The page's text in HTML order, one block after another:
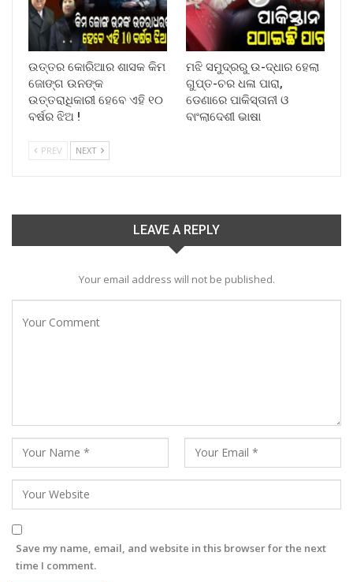
ଉତ୍ତର କୋରିଆର ଶାସକ କିମ
ଜୋଙ୍ଗ ଉନଙ୍କ
ଉତ୍ତରାଧିକାରୀ ହେବେ ଏହି ୧୦
ବର୍ଷର ଝିଅ !
ମଝି ସମୁଦ୍ରରୁ ଉ-ଦ୍ଧାର ହେଲା
ଗୁପ୍ତ-ଚର ଧଳା ପାରା,
ଡେଣାରେ ପାକିସ୍ତାନୀ ଓ
ବାଂଲାଦେଶୀ ଭାଷା
PREV NEXT
LEAVE A REPLY
Your email address will not be published.
Save my name, email, and website in this browser for the next
time I comment.